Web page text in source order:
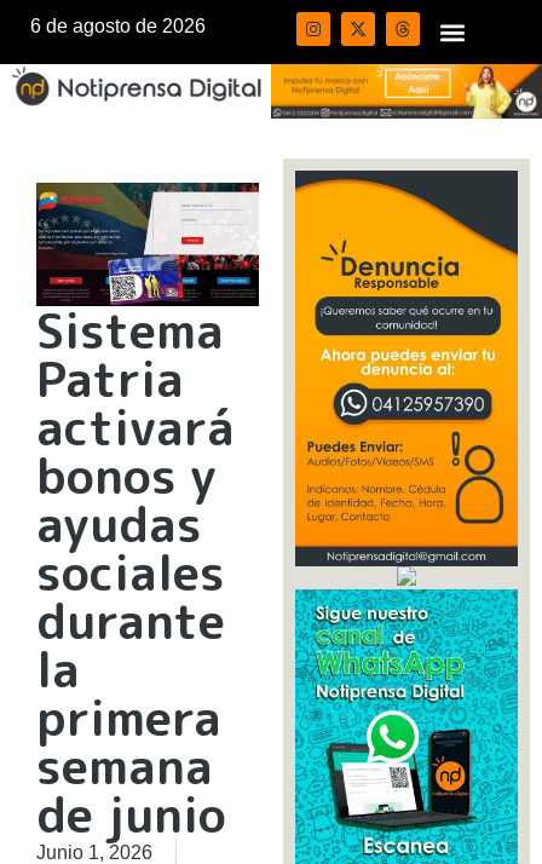
6 de agosto de 2026
Sistema
Patria
activará
bonos y
ayudas
sociales
durante
la
primera
semana
de junio
Junio 1, 2026